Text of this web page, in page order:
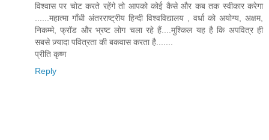
विश्वास पर चोट करते रहेंगे तो आपको कोई कैसे और कब तक स्वीकार करेगा
......महात्मा गाँधी अंतरराष्ट्रीय हिन्दी विश्वविद्यालय , वर्धा को अयोग्य, अक्षम,
निकम्मे, फ्रॉड और भ्रष्ट लोग चला रहे हैं....मुश्किल यह है कि अपवित्र ही
सबसे ज़्यादा पवित्रता की बकवास करता है.......
प्रीति कृष्ण
Reply